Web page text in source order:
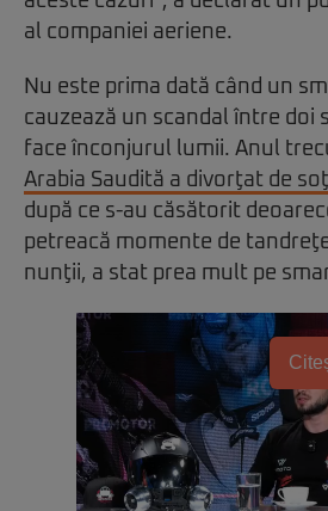
al companiei aeriene.
Nu este prima dată când un
cauzează un scandal între doi
face înconjurul lumii. Anul
Arabia Saudită a divorţat de
după ce s-au căsătorit
petreacă momente de
nunţii, a stat prea mult pe